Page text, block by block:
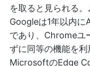
を取ると見られる。
Googleは1年以内に
であり、Chromeユ
ずに同等の機能を利
MicrosoftのEdge